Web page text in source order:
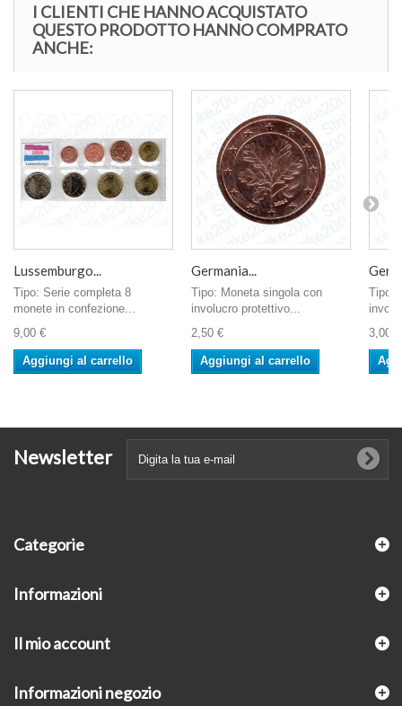
I CLIENTI CHE HANNO ACQUISTATO
QUESTO PRODOTTO HANNO COMPRATO
ANCHE:
Lussemburgo...
Tipo: Serie completa 8
monete in confezione...
9,00 €
Aggiungi al carrello
Germania...
Tipo: Moneta singola con
involucro protettivo...
2,50 €
Aggiungi al carrello
Tipo:
3,00 €
Newsletter
Categorie
Informazioni
Il mio account
Informazioni negozio